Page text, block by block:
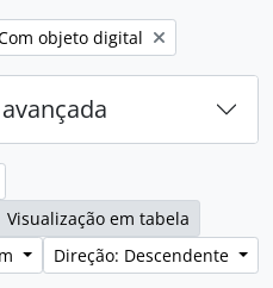
filtro:
objeto digital
Visualização em tabela
Direção: Descendente